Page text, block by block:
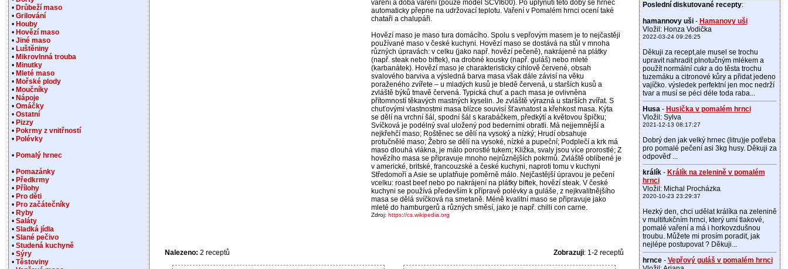
vaření a doba vaření (pouze model SCVI600). Po uplynutí této doby se hrnec
automaticky přepne na udržovací teplotu. Vaření v Pomalém hrnci ocení také
chataři a chalupáři.
Hovězí maso je maso tura domácího. Spolu s vepřovým masem je to nejčastěji
používané maso v české kuchyni. Hovězí maso se dostává na stůl v mnoha
různých úpravách: v celku (jako např. hovězí pečeně), nakrájené na plátky
(např. steak nebo biftek), na drobné kousky (např. guláš) nebo mleté
(karbanátek). Hovězí maso je charakteristicky cihlově červené, obsah
svalového barviva a výsledná barva masa však dále závisí na věku
poraženého zvířete – u mladých kusů je bledě červená, u starších kusů a
zvláště býků tmavě červená. Typická chuť a pach masa je ovlivněna
přítomností těkavých mastných kyselin. Je zvláště výrazná u starších zvířat. S
chuťovými vlastnostmi masa blízce souvisí šťavnatost a křehkost masa. Kýta
se dělí na vrchní šál, spodní šál s karabáčkem, předkýtí a květovou špičku;
Svíčková je podélný sval uložený pod bederními obratli. Má nejjemnější a
nejkřehčí maso; Roštěnec se dělí na vysoký a nízký; Hrudí obsahuje
protučnělé maso; Žebro se dělí na vysoké, nízké a pupeční; Podplečí a krk má
maso dlouhá vlákna, je málo porostlé tukem; Kližka, svaly jsou více prorostlé; Z
hovězího masa se připravuje mnoho nejrůznějších pokrmů. Zvláště oblíbené je
v americké, britské, francouzské a české kuchyni, naproti tomu v kuchyni
Středomoří a Asie se uplatňuje poměrně málo. Nejčastější úpravou je pečení
vcelku: roast beef nebo po nakrájení na plátky biftek, hovězí steak. V české
kuchyni se používá především k přípravě polévky a guláše, z nejkvalitnějšího
masa se dělá svíčková na smetaně. Méně kvalitní maso se připravuje jako
mleté do hamburgerů a různých směsí, jako je např. chilli con carne.
Zdroj: https://cs.wikipedia.org
Nalezeno: 2 receptů Zobrazuji: 1-2 receptů
• Drůbeží maso
• Grilování
• Houby
• Hovězí maso
• Jiné maso
• Luštěniny
• Mikrovlnná trouba
• Minutky
• Mleté maso
• Mořské plody
• Moučníky
• Nápoje
• Omáčky
• Ostatní
• Pizzy
• Pokrmy z vnitřností
• Polévky
• Pomalý hrnec
• Pomazánky
• Předkrmy
• Přílohy
• Pro děti
• Pro začátečníky
• Ryby
• Saláty
• Sladká jídla
• Slané pečivo
• Studená kuchyně
• Sýry
• Těstoviny
Poslední diskutované recepty:
hamannovy uši- Hamanovy uši
Vložil: Honza Vodička
2022-03-24 09:26:25
Děkuji za recept,ale musel se trochu
upravit nahradit plnotučným mlékem a
použít normální cukr a do těsta trochu
tuzemáku a citronové kůry a přidat jedeno
vajíčko. výsledek perfektní jen moc nedrží
tvar a musí se péci déle toda raba...
Husa- Husička v pomalém hrnci
Vložil: Sylva
2021-12-13 08:17:27
Dobrý den jak velký hrnec (litru)je potřeba
pro pomalé pečení asi 3kg husy. Děkuji za
odpověď ...
králík- Králík na zelenině v pomalém
hrnci
Vložil: Michal Procházka
2020-10-23 23:29:37
Hezký den, chci udělat králíka na zelenině
v multifukčním hrnci, který umí tlakové,
pomalé vaření a má i horkovzdušnou
troubu. Můžete mi prosím poradit, jak
nejlépe postupovat ? Děkuji...
hrnce- Vepřový guláš v pomalém hrnci